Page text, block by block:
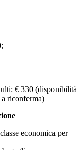
€ 330 (disponibilità
riconferma)
economica per